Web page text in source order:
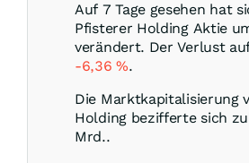
Auf 7 Tage gesehen hat
Pfisterer Holding Aktie
verändert. Der Verlust
-6,36%.
Die Marktkapitalisierung
Holding bezifferte sich
Mrd..